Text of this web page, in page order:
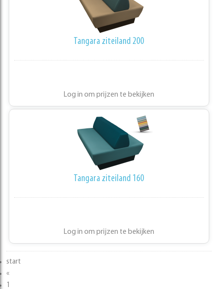
Tangara ziteiland 200
Log in om prijzen te bekijken
Tangara ziteiland 160
Log in om prijzen te bekijken
start
«
1